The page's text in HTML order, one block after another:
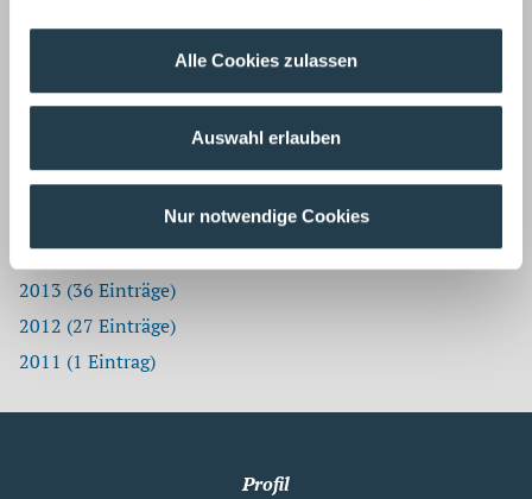
Alle Cookies zulassen
Auswahl erlauben
Nur notwendige Cookies
2018 (41 Einträge)
2016 (40 Einträge)
2015 (40 Einträge)
2014 (17 Einträge)
2013 (36 Einträge)
2012 (27 Einträge)
2011 (1 Eintrag)
Profil